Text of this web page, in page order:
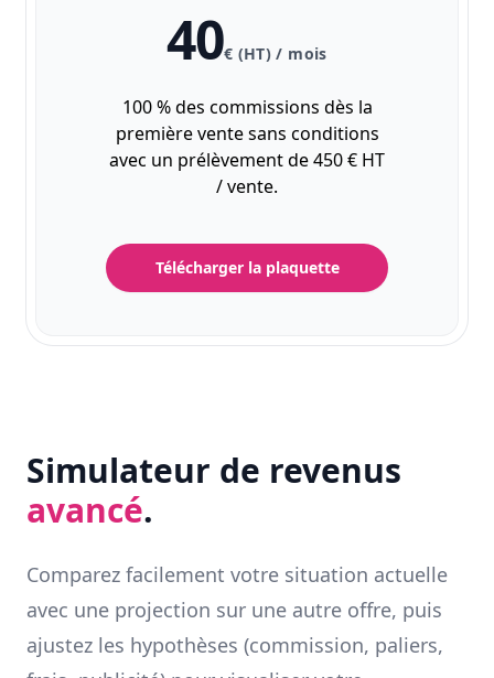
40€ (HT) / mois
100 % des commissions dès la
première vente sans conditions
avec un prélèvement de 450 € HT
/ vente.
Télécharger la plaquette
Simulateur de revenus
avancé.
Comparez facilement votre situation actuelle
avec une projection sur une autre offre, puis
ajustez les hypothèses (commission, paliers,